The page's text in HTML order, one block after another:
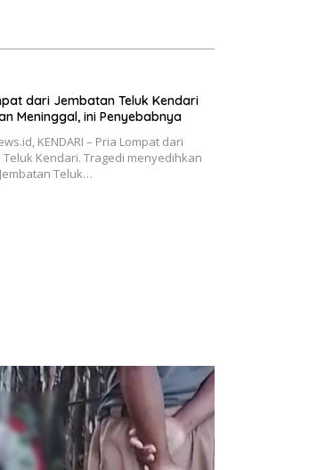
dari Jembatan Teluk Kendari
Meninggal, ini Penyebabnya
KENDARI – Pria Lompat dari
Teluk Kendari. Tragedi menyedihkan
Teluk…